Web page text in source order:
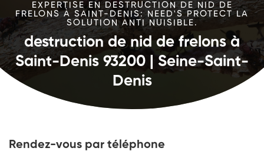
EXPERTISE EN DESTRUCTION DE NID DE
FRELONS À SAINT-DENIS: NEED'S PROTECT LA
SOLUTION ANTI NUISIBLE.
destruction de nid de frelons à
Saint-Denis 93200 | Seine-Saint-
Denis
Rendez-vous par téléphone